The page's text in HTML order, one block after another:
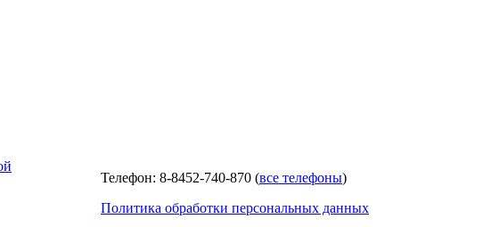
Телефон: 8-8452-740-870 (все телефоны)
Политика обработки персональных данных